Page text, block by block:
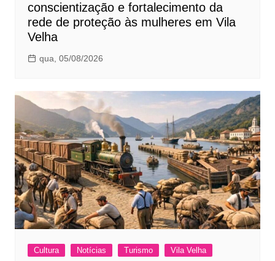
conscientização e fortalecimento da
rede de proteção às mulheres em Vila
Velha
qua, 05/08/2026
Cultura Notícias Turismo Vila Velha